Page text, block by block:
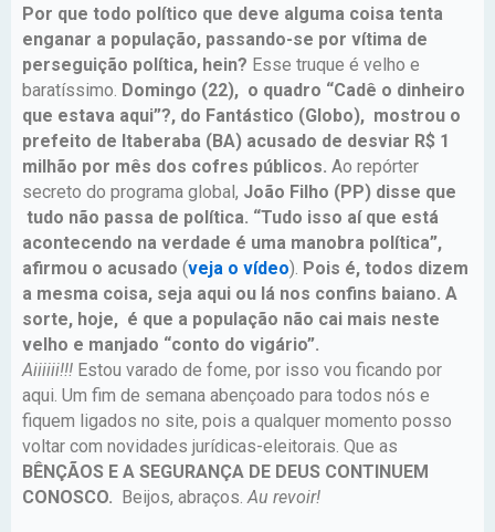
Por que todo político que deve alguma coisa tenta
enganar a população, passando-se por vítima de
perseguição política, hein? Esse truque é velho e
baratíssimo. Domingo (22), o quadro “Cadê o dinheiro
que estava aqui”?, do Fantástico (Globo), mostrou o
prefeito de Itaberaba (BA) acusado de desviar R$ 1
milhão por mês dos cofres públicos. Ao repórter
secreto do programa global, João Filho (PP) disse que
tudo não passa de política. “Tudo isso aí que está
acontecendo na verdade é uma manobra política”,
afirmou o acusado (veja o vídeo). Pois é, todos dizem
a mesma coisa, seja aqui ou lá nos confins baiano. A
sorte, hoje, é que a população não cai mais neste
velho e manjado “conto do vigário”.
Aiiiiii!!! Estou varado de fome, por isso vou ficando por
aqui. Um fim de semana abençoado para todos nós e
fiquem ligados no site, pois a qualquer momento posso
voltar com novidades jurídicas-eleitorais. Que as
BÊNÇÃOS E A SEGURANÇA DE DEUS CONTINUEM
CONOSCO. Beijos, abraços.Au revoir!